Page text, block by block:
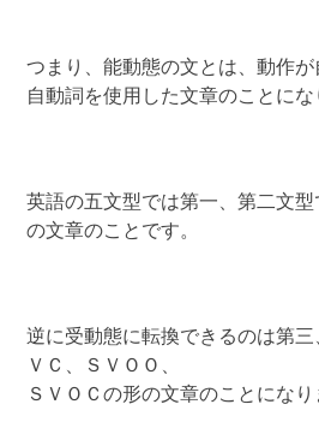
つまり、能動態の文とは、動作が
自動詞を使用した文章のことにな
英語の五文型では第一、第二文型
の文章のことです。
逆に受動態に転換できるのは第
ＶＣ、ＳＶＯＯ、
ＳＶＯＣの形の文章のことになり